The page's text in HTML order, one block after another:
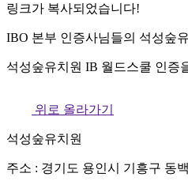
링크가 복사되었습니다!
IBO 본부 인증사님들의 석성숲
석성숲유치원 IB 월드스쿨 인증
위로 올라가기
석성숲유치원
주소 : 경기도 용인시 기흥구 동